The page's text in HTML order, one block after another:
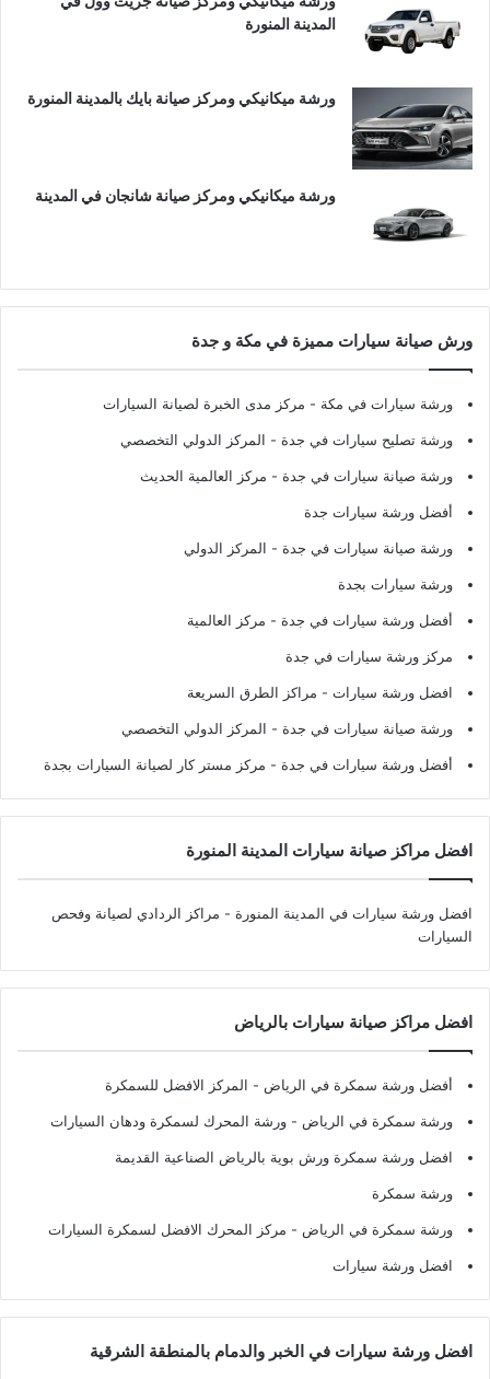
المدينة المنورة
ورشة ميكانيكي ومركز صيانة بايك بالمدينة المنورة
ورشة ميكانيكي ومركز صيانة شانجان في المدينة
ورش صيانة سيارات مميزة في مكة و جدة
ورشة سيارات في مكة - مركز مدى الخبرة لصيانة السيارات
ورشة تصليح سيارات في جدة - المركز الدولي التخصصي
ورشة صيانة سيارات في جدة - مركز العالمية الحديث
أفضل ورشة سيارات جدة
ورشة صيانة سيارات في جدة - المركز الدولي
ورشة سيارات بجدة
أفضل ورشة سيارات في جدة - مركز العالمية
مركز ورشة سيارات في جدة
افضل ورشة سيارات - مراكز الطرق السريعة
ورشة صيانة سيارات في جدة - المركز الدولي التخصصي
أفضل ورشة سيارات في جدة - مركز مستر كار لصيانة السيارات بجدة
افضل مراكز صيانة سيارات المدينة المنورة
افضل ورشة سيارات في المدينة المنورة - مراكز الردادي لصيانة وفحص
السيارات
افضل مراكز صيانة سيارات بالرياض
أفضل ورشة سمكرة في الرياض - المركز الافضل للسمكرة
ورشة سمكرة في الرياض - ورشة المحرك لسمكرة ودهان السيارات
افضل ورشة سمكرة ورش بوية بالرياض الصناعية القديمة
ورشة سمكرة
ورشة سمكرة في الرياض - مركز المحرك الافضل لسمكرة السيارات
افضل ورشة سيارات
افضل ورشة سيارات في الخبر والدمام بالمنطقة الشرقية